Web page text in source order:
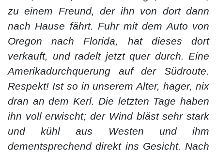
zu einem Freund, der ihn von dort dann
nach Hause fährt. Fuhr mit dem Auto von
Oregon nach Florida, hat dieses dort
verkauft, und radelt jetzt quer durch. Eine
Amerikadurchquerung auf der Südroute.
Respekt! Ist so in unserem Alter, hager, nix
dran an dem Kerl. Die letzten Tage haben
ihn voll erwischt; der Wind bläst sehr stark
und kühl aus Westen und ihm
dementsprechend direkt ins Gesicht. Nach